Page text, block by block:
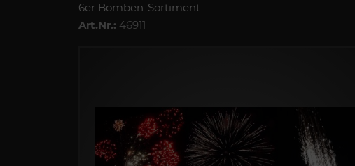
6er Bomben-Sortiment
Art.Nr.: 46911